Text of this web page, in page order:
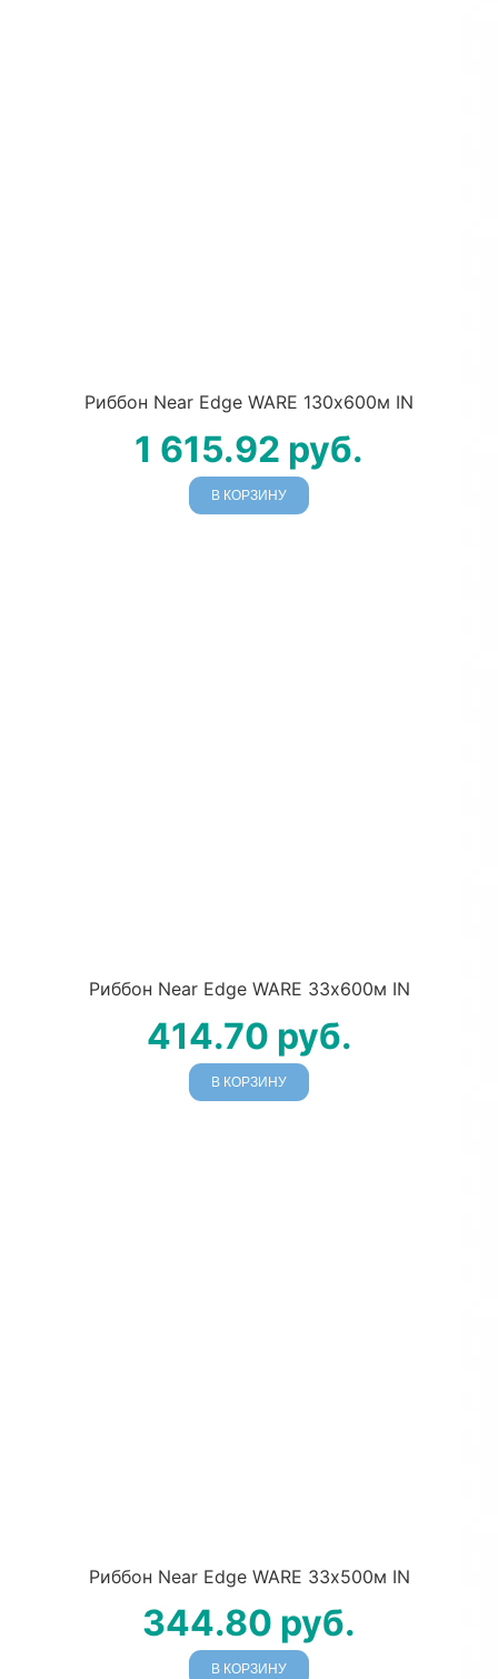
Риббон Near Edge WARE 130х600м IN
1 615.92 руб.
В КОРЗИНУ
Риббон Near Edge WARE 33х600м IN
414.70 руб.
В КОРЗИНУ
Риббон Near Edge WARE 33х500м IN
344.80 руб.
В КОРЗИНУ